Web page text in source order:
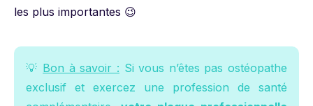
les plus importantes 😉
💡 Bon à savoir : Si vous n’êtes pas ostéopathe
exclusif et exercez une profession de santé